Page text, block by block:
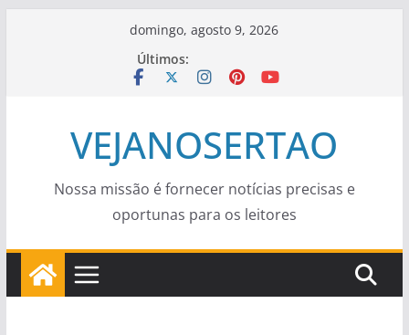
domingo, agosto 9, 2026
Últimos:
VEJANOSERTAO
Nossa missão é fornecer notícias precisas e
oportunas para os leitores